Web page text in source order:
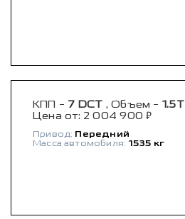
КПП - 7 DCT , Объем - 1.5T
Цена от: 2 004 900₽
Привод: Передний
Масса автомобиля: 1535 кг